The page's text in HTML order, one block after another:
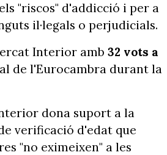
"riscos" d'addicció i per a
il·legals o perjudicials.
Interior amb 32 vots a
de l'Eurocambra durant la
dona suport a la
verificació d'edat que
"no eximeixen" a les